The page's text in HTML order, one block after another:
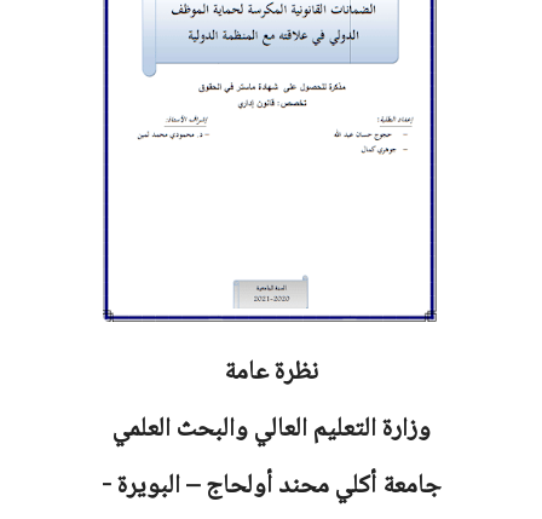
نظرة عامة
وزارة التعليم العالي والبحث العلمي
جامعةأكلي محند أولحاج – البويرة -